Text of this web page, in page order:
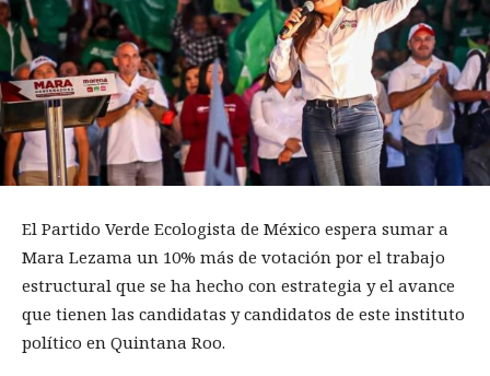
El Partido Verde Ecologista de México espera sumar a
Mara Lezama un 10% más de votación por el trabajo
estructural que se ha hecho con estrategia y el avance
que tienen las candidatas y candidatos de este instituto
político en Quintana Roo.